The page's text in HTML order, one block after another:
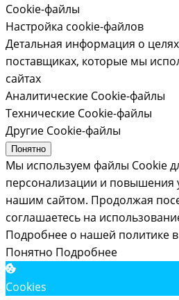
Cookie-файлы
Настройка cookie-файлов
Детальная информация о
поставщиках, которые мы
сайтах
Аналитические Cookie-файлы
Технические Cookie-файлы
Другие Cookie-файлы
Понятно
Мы используем файлы Cookie
персонализации и повышения
нашим сайтом. Продолжая
соглашаетесь на
Подробнее о нашей политике
Понятно Подробнее
Cookies